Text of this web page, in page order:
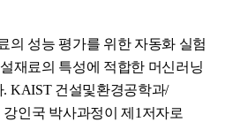
의 성능 평가를 위한 자동화 실험
재료의 특성에 적합한 머신러닝
KAIST 건설및환경공학과/
인국 박사과정이 제1저자로